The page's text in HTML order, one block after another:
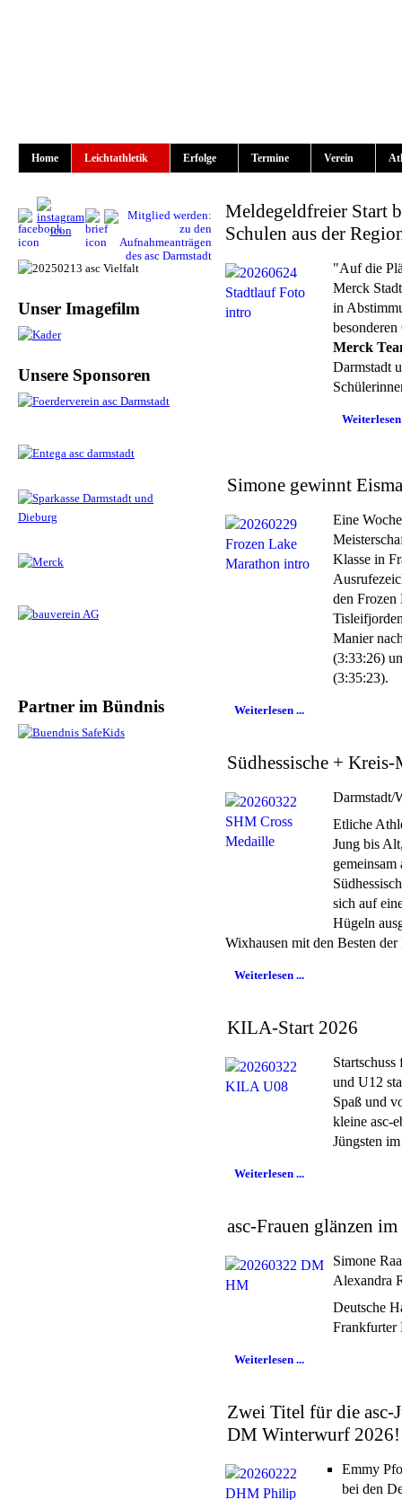
Home Leichtathletik Erfolge Termine Verein
Unser Imagefilm
Unsere Sponsoren
Partner im Bündnis
Meldegeldfreier Start
Schulen aus der
"Auf die
Merck
in
Merck
Darmstadt
Weiterlesen
Simone gewinnt
Eine
Klasse in
den Frozen
Manier
(3:33:26)
(3:35:23).
Weiterlesen ...
Südhessische +
Darmstadt/
Etliche
Jung bis
sich auf
Hügeln
Wixhausen mit den Besten der
Weiterlesen ...
KILA-Start 2026
und U12
Spaß und
kleine asc-
Jüngsten
Weiterlesen ...
asc-Frauen glänzen
Simone
Alexandra
Deutsche
Frankfurter
Weiterlesen ...
Zwei Titel für die asc-
DM Winterwurf 2026!
Emmy
bei den